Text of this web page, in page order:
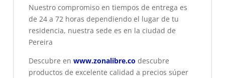
Nuestro compromiso en tiempos de entrega es
de 24 a 72 horas dependiendo el lugar de tu
residencia, nuestra sede es en la ciudad de
Pereira
Descubre en www.zonalibre.co descubre
productos de excelente calidad a precios súper